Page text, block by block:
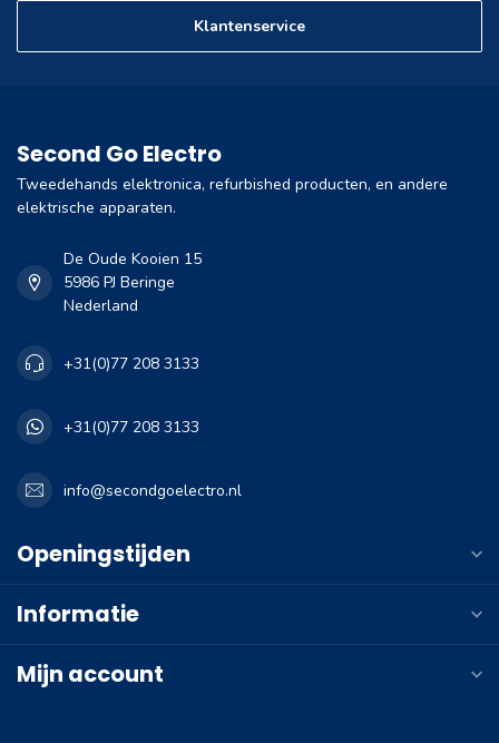
Klantenservice
Second Go Electro
Tweedehands elektronica, refurbished producten, en andere
elektrische apparaten.
De Oude Kooien 15
5986 PJ Beringe
Nederland
+31(0)77 208 3133
+31(0)77 208 3133
info@secondgoelectro.nl
Openingstijden
Informatie
Mijn account